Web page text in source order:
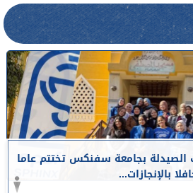
الصيدلة بجامعة سفنكس تختتم عاما
بالإنجازات...